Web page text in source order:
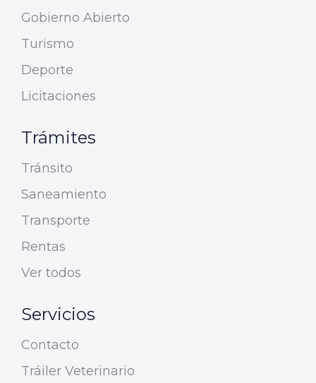
Gobierno Abierto
Turismo
Deporte
Licitaciones
Trámites
Tránsito
Saneamiento
Transporte
Rentas
Ver todos
Servicios
Contacto
Tráiler Veterinario